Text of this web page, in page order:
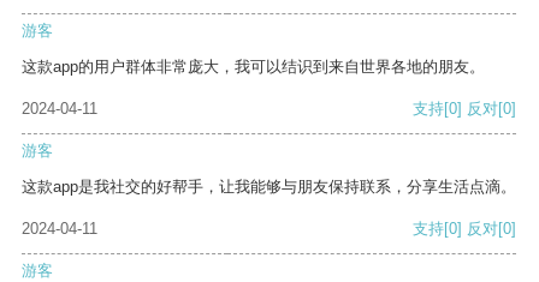
游客
这款app的用户群体非常庞大，我可以结识到来自世界各地的朋友。
2024-04-11 支持[0] 反对[0]
游客
这款app是我社交的好帮手，让我能够与朋友保持联系，分享生活点滴。
2024-04-11 支持[0] 反对[0]
游客